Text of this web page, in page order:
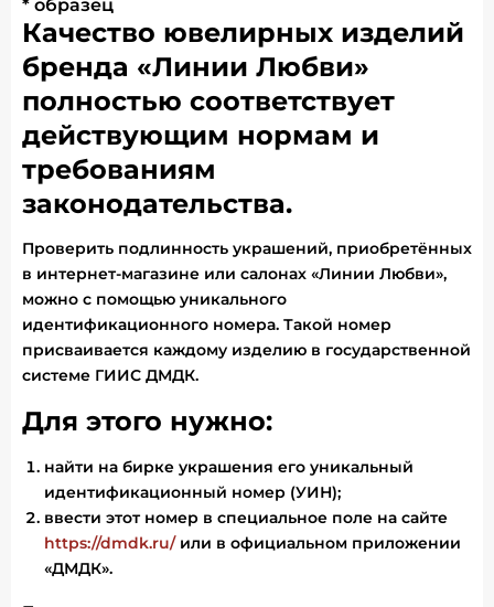
* образец
Качество ювелирных изделий
бренда «Линии Любви»
полностью соответствует
действующим нормам и
требованиям
законодательства.
Проверить подлинность украшений, приобретённых
в интернет-магазине или салонах «Линии Любви»,
можно с помощью уникального
идентификационного номера. Такой номер
присваивается каждому изделию в государственной
системе ГИИС ДМДК.
Для этого нужно:
найти на бирке украшения его уникальный
идентификационный номер (УИН);
ввести этот номер в специальное поле на сайте
https://dmdk.ru/или в официальном приложении
«ДМДК».